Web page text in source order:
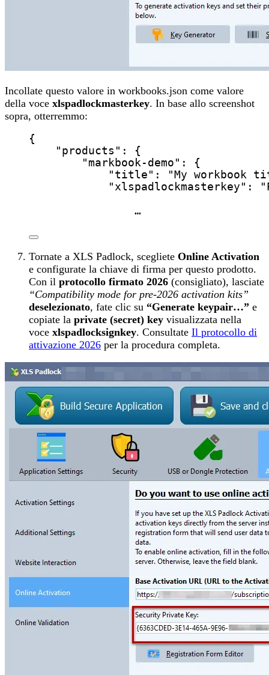
Incollate questo valore in workbooks.json come valore
della voce xlspadlockmasterkey. In base allo screenshot
sopra, otterremmo:
{
"products" : {
"markbook-demo" : {
"title" : " My workbook
"xlspadlockmasterkey" : "
…
Tornate a XLS Padlock, scegliete Online Activation
e configurate la chiave di firma per questo prodotto.
Con il protocollo firmato 2026 (consigliato), lasciate
“Compatibility mode for pre-2026 activation kits”
deselezionato, fate clic su “Generate keypair…” e
copiate la private (secret) key visualizzata nella
voce xlspadlocksignkey. Consultate Il protocollo di
attivazione 2026 per la procedura completa.